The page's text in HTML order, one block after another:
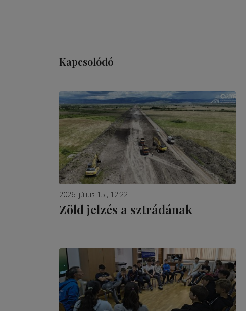
Kapcsolódó
2026. július 15., 12:22
Zöld jelzés a sztrádának